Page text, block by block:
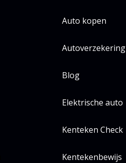
Auto kopen
Autoverzekering
Blog
Elektrische auto
Kenteken Check
Kentekenbewijs